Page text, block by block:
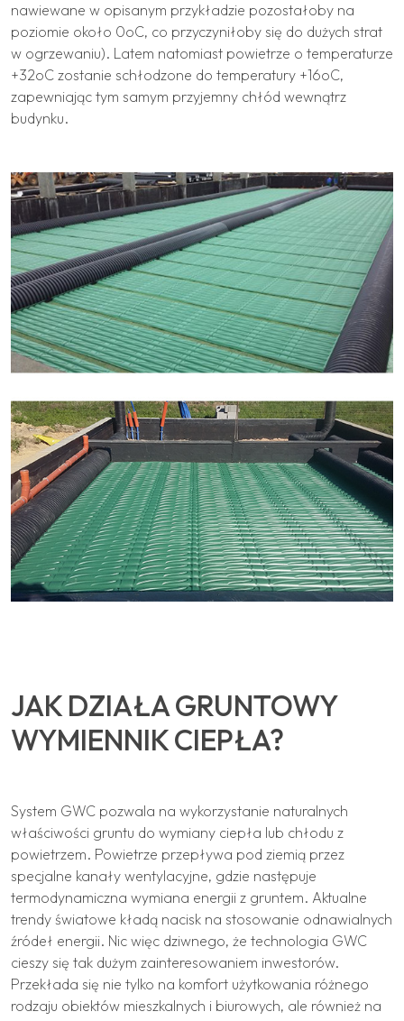
nawiewane w opisanym przykładzie pozostałoby na
poziomie około 0oC, co przyczyniłoby się do dużych strat
w ogrzewaniu). Latem natomiast powietrze o temperaturze
+32oC zostanie schłodzone do temperatury +16oC,
zapewniając tym samym przyjemny chłód wewnątrz
budynku.
JAK DZIAŁA GRUNTOWY
WYMIENNIK CIEPŁA?
System GWC pozwala na wykorzystanie naturalnych
właściwości gruntu do wymiany ciepła lub chłodu z
powietrzem. Powietrze przepływa pod ziemią przez
specjalne kanały wentylacyjne, gdzie następuje
termodynamiczna wymiana energii z gruntem. Aktualne
trendy światowe kładą nacisk na stosowanie odnawialnych
źródeł energii. Nic więc dziwnego, że technologia GWC
cieszy się tak dużym zainteresowaniem inwestorów.
Przekłada się nie tylko na komfort użytkowania różnego
rodzaju obiektów mieszkalnych i biurowych, ale również na